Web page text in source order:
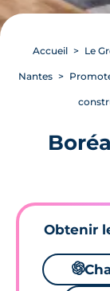
Accueil Le
Nantes
Obtenir
🌌